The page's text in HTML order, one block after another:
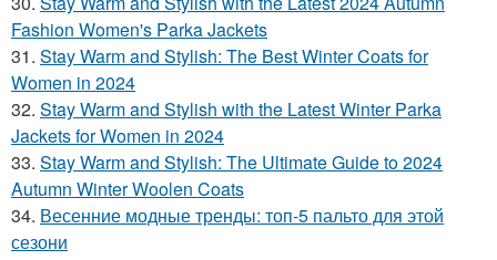
Fashion Women's Parka Jackets
31. Stay Warm and Stylish: The Best Winter Coats for
Women in 2024
32. Stay Warm and Stylish with the Latest Winter Parka
Jackets for Women in 2024
33. Stay Warm and Stylish: The Ultimate Guide to 2024
Autumn Winter Woolen Coats
34. Весенние модные тренды: топ-5 пальто для этой
сезони